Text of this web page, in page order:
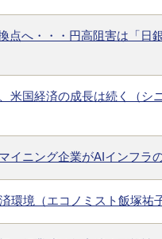
点へ・・・円高阻害は「日
米国経済の成長は続く（シ
イニング企業がAIインフラ
環境（エコノミスト飯塚祐子